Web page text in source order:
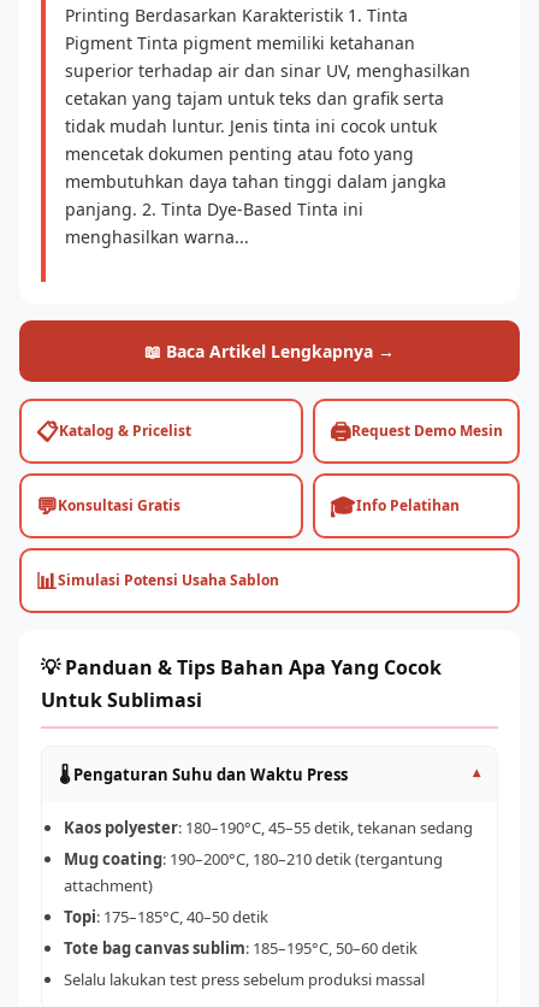
Printing Berdasarkan Karakteristik 1. Tinta
Pigment Tinta pigment memiliki ketahanan
superior terhadap air dan sinar UV, menghasilkan
cetakan yang tajam untuk teks dan grafik serta
tidak mudah luntur. Jenis tinta ini cocok untuk
mencetak dokumen penting atau foto yang
membutuhkan daya tahan tinggi dalam jangka
panjang. 2. Tinta Dye-Based Tinta ini
menghasilkan warna...
📖 Baca Artikel Lengkapnya →
📋Katalog & Pricelist 🖨️Request Demo Mesin
💬Konsultasi Gratis 🎓Info Pelatihan
📊Simulasi Potensi Usaha Sablon
💡 Panduan & Tips Bahan Apa Yang Cocok
Untuk Sublimasi
🌡️ Pengaturan Suhu dan Waktu Press ▾
Kaos polyester: 180–190°C, 45–55 detik, tekanan sedang
Mug coating: 190–200°C, 180–210 detik (tergantung
attachment)
Topi: 175–185°C, 40–50 detik
Tote bag canvas sublim: 185–195°C, 50–60 detik
Selalu lakukan test press sebelum produksi massal